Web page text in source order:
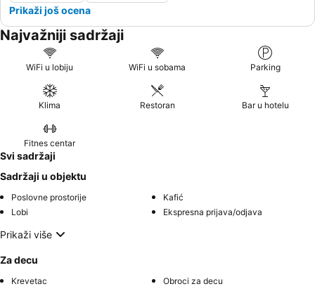
Prikaži još ocena
Najvažniji sadržaji
WiFi u lobiju WiFi u sobama Parking
Klima Restoran Bar u hotelu
Fitnes centar
Svi sadržaji
Sadržaji u objektu
Poslovne prostorije
Kafić
Lobi
Ekspresna prijava/odjava
Prikaži više
Za decu
Krevetac Obroci za decu